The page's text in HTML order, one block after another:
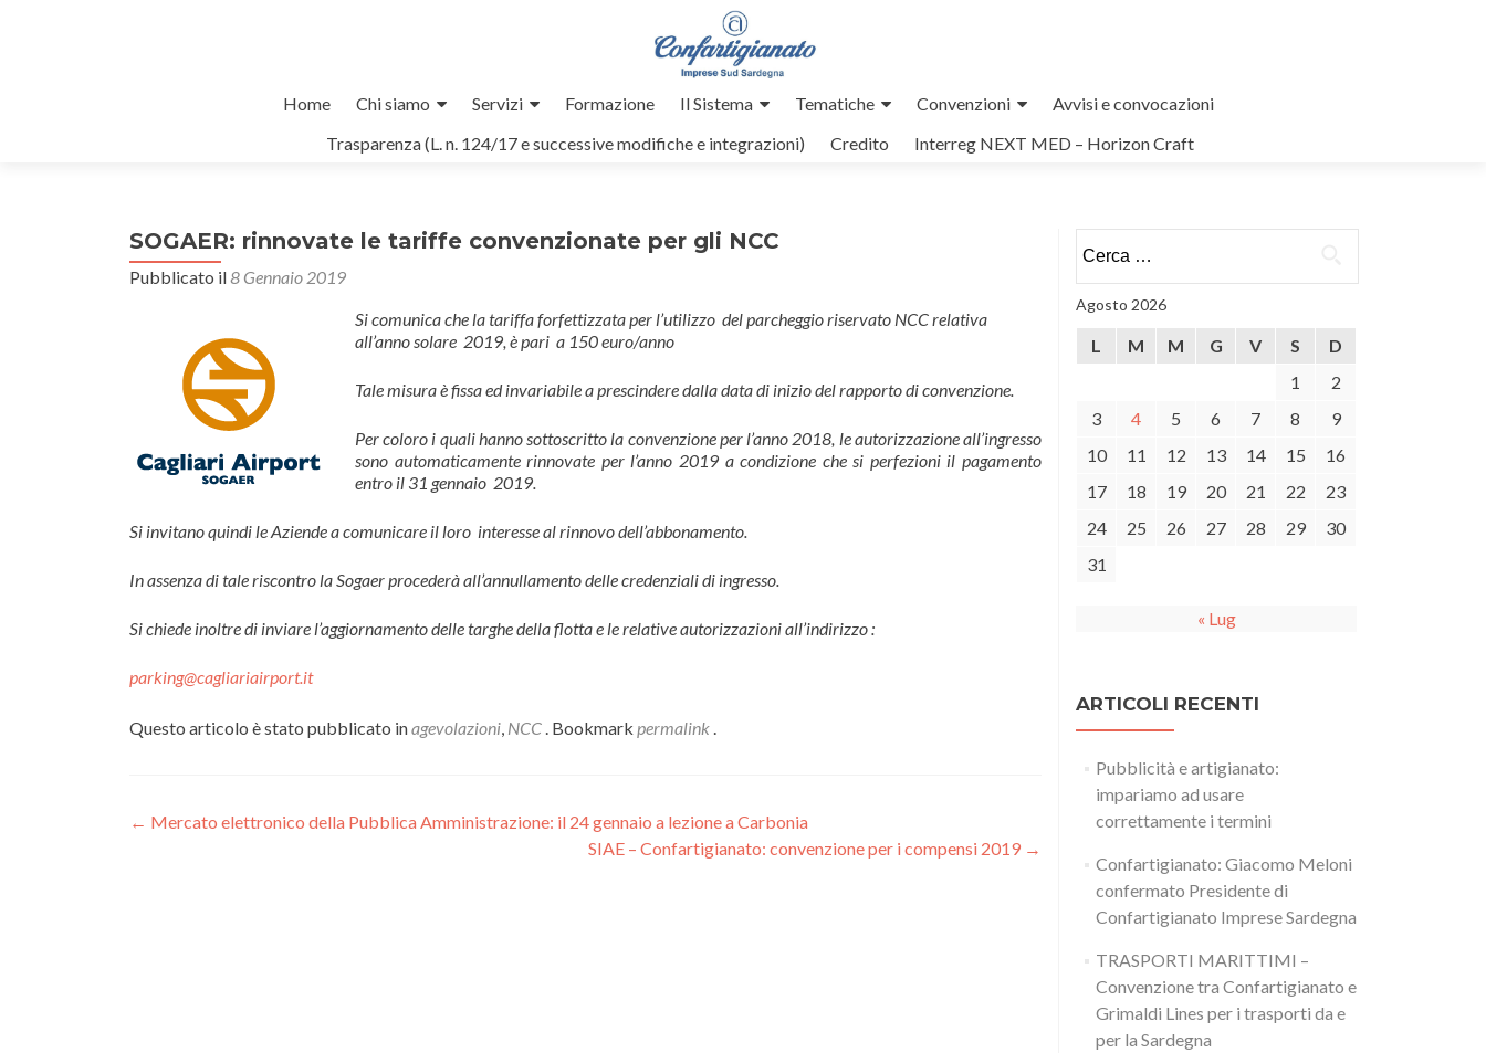
Home Chi siamo Servizi Formazione Il Sistema Tematiche Convenzioni
Avvisi e convocazioni
Trasparenza (L. n. 124/17 e successive modifiche e integrazioni)
Credito Interreg NEXT MED – Horizon Craft
SOGAER: rinnovate le tariffe convenzionate per gli NCC
Pubblicato il8 Gennaio 2019
Si comunica che la tariffa forfettizzata per l’utilizzo del parcheggio riservato NCC relativa
all’anno solare 2019, è pari a 150 euro/anno
Tale misura è fissa ed invariabile a prescindere dalla data di inizio del rapporto di convenzione.
Per coloro i quali hanno sottoscritto la convenzione per l’anno 2018, le autorizzazione all’ingresso
sono automaticamente rinnovate per l’anno 2019 a condizione che si perfezioni il pagamento
entro il 31 gennaio 2019.
Si invitano quindi le Aziende a comunicare il loro interesse al rinnovo dell’abbonamento.
In assenza di tale riscontro la Sogaer procederà all’annullamento delle credenziali di ingresso.
Si chiede inoltre di inviare l’aggiornamento delle targhe della flotta e le relative autorizzazioni all’indirizzo :
parking@cagliariairport.it
Questo articolo è stato pubblicato inagevolazioni, NCC . Bookmark permalink .
Navigazione
← Mercato elettronico della Pubblica Amministrazione: il 24 gennaio a lezione a Carbonia
SIAE – Confartigianato: convenzione per i compensi 2019 →
per:
Agosto 2026
L M M G V S
D
1
2
3
4 5 6 7 8
9
10
11 12 13 14 15
16
17
18 19 20 21 22
23
24
25 26 27 28 29
30
31
« Lug
ARTICOLI RECENTI
Pubblicità e artigianato:
impariamo ad usare
correttamente i termini
Confartigianato: Giacomo Meloni
confermato Presidente di
Confartigianato Imprese Sardegna
TRASPORTI MARITTIMI –
Convenzione tra Confartigianato e
Grimaldi Lines per i trasporti da e
per la Sardegna